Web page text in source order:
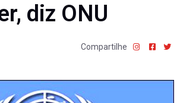
diz ONU
Compartilhe